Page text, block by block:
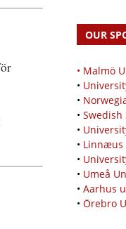
OUR
• Malmö
•
•
• Swedish
•
• Linnæus
•
• Umeå
• Aarhus
• Örebro